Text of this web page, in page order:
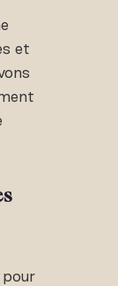
et
pour